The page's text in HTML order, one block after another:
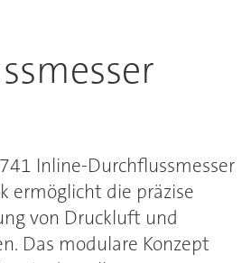
Inline-Durchflussmesser
ermöglicht die präzise
von Druckluft und
Das modulare Konzept